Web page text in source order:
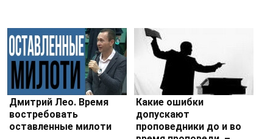
Дмитрий Лео. Время
востребовать
оставленные милоти
Какие ошибки
допускают
проповедники до и во